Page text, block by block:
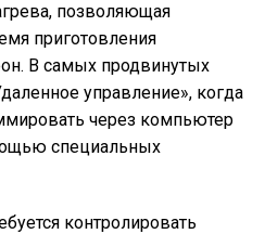
позволяющая
приготовления
В самых продвинутых
управление», когда
через компьютер
специальных
контролировать